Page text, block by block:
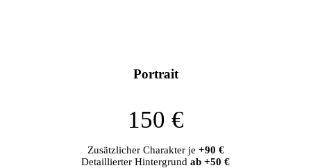
Portrait
150 €
Zusätzlicher Charakter je +90 €
Detaillierter Hintergrund ab +50 €